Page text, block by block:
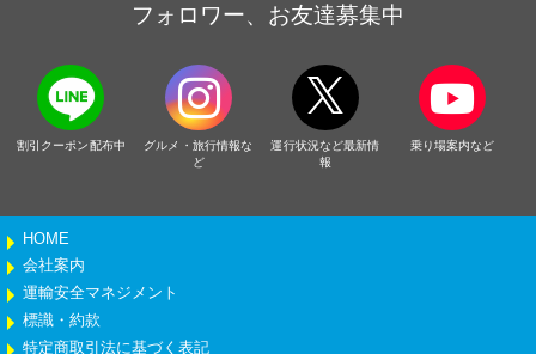
フォロワー、お友達募集中
割引クーポン配布中
グルメ・旅行情報な
ど
運行状況など最新情
報
乗り場案内など
HOME
会社案内
運輸安全マネジメント
標識・約款
特定商取引法に基づく表記